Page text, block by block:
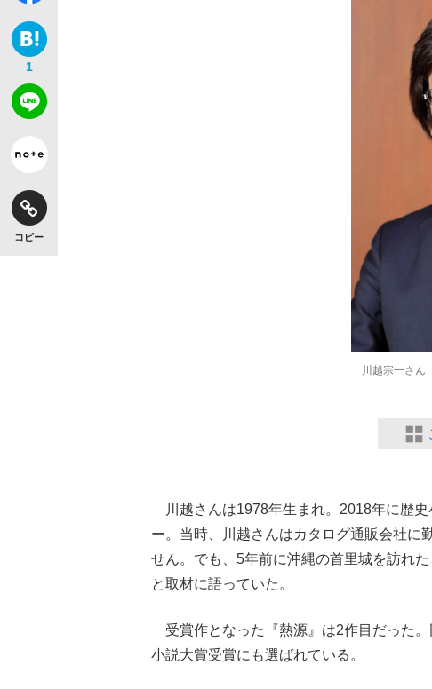
1
コピー
川越宗一さん
川越さんは1978年生まれ。2018年に歴史
ー。当時、川越さんはカタログ通販会社に
せん。でも、5年前に沖縄の首里城を訪れ
と取材に語っていた。
受賞作となった『熱源』は2作目だった
小説大賞受賞にも選ばれている。